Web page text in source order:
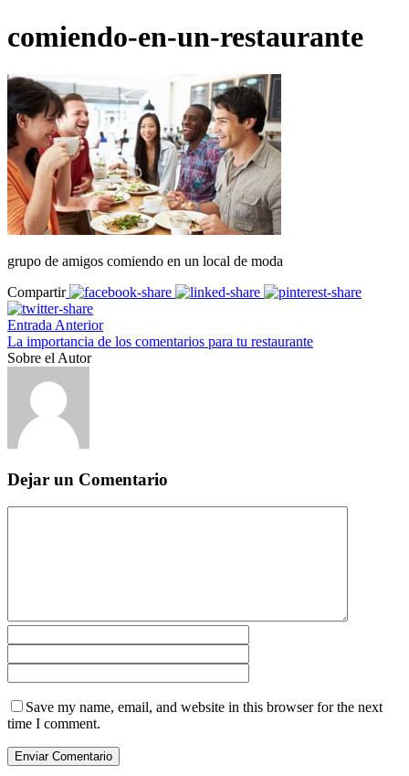
comiendo-en-un-restaurante
grupo de amigos comiendo en un local de moda
Compartir
Entrada Anterior
La importancia de los comentarios para tu restaurante
Sobre el Autor
Dejar un Comentario
Save my name, email, and website in this browser for the next
time I comment.